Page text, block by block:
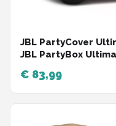
JBL PartyCover
JBL PartyBox
€ 83,99